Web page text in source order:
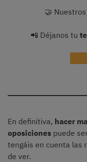
🤝
📲 Déjanos tu
En definitiva, hacer
oposiciones puede
tengáis en cuenta las
de ver.